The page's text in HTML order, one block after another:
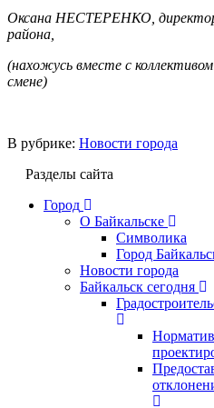
Оксана НЕСТЕРЕНКО ,
района,
(нахожусь вместе с коллективом
смене)
В рубрике: Новости города
Разделы сайта
Город
О Байкальске
Символика
Город
Новости города
Байкальск сегодня